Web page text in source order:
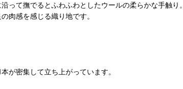
って撫でるとふわふわとしたウールの柔らかな手触り。
肉感を感じる織り地です。
が密集して立ち上がっています。